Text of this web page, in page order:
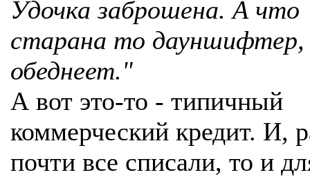
Удочка заброшена. А что
старана то дауншифтер,
обеднеет."
А вот это-то - типичный
коммерческий кредит. И,
почти все списали, то и